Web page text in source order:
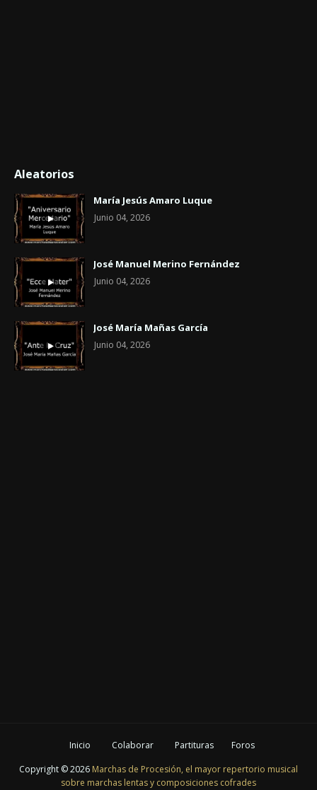
Aleatorios
María Jesús Amaro Luque
Junio 04, 2026
José Manuel Merino Fernández
Junio 04, 2026
José María Mañas García
Junio 04, 2026
Inicio Colaborar Partituras
Foros
Copyright ©2026 Marchas de Procesión, el mayor repertorio musical
sobre marchas lentas y composiciones cofrades